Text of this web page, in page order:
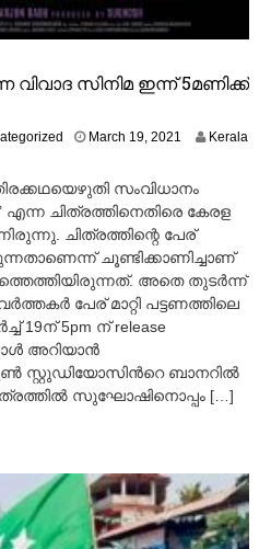
വിവാദ സിനിമ ഇന്ന് 5മണിക്ക്
March 19, 2021
c
h
1
9
,
0
Kerala
സംവിധാനം
എന്ന ചിത്രത്തിനെതിരെ കേരള
ചിത്രത്തിന്റെ പേര്
ചൂണ്ടിക്കാണിച്ചാണ്
അതെ തുടർന്ന്
പേര് മാറ്റി പട്ടണത്തിലെ
19ന് 5pm ന് release
അറിയാൻ
സ്റ്റുഡിയോസിൻറെ ബാനറിൽ
സുഘോഷിനൊപ്പം […]